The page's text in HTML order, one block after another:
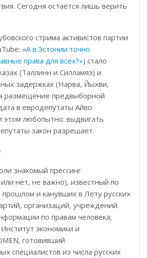
Сегодня остаётся лишь верить
стрима активистов партии
«А в Эстонии точно
права для всех?») стало
(Таллинн и Силламяэ) и
задержках (Нарва, Йыхви,
размещение предвыборной
в евродепутаты Айво
этом любопытно: выдвигать
закон разрешает.
знакомый прессинг
нет, не важно), известный по
и канувших в Лету русских
организаций, учреждений.
по правам человека,
экономики и
готовивший
специалистов из числа русских